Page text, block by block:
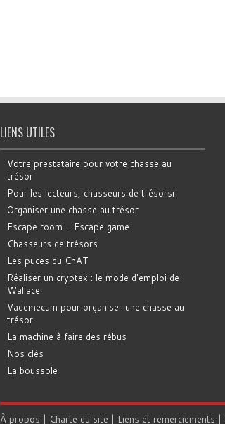
LIENS UTILES
Votre prestataire pour votre chasse au
trésor
Pour les lecteurs, chasseurs de trésorsr
Organiser une chasse au trésor
Escape room - Escape game
Chasseurs de trésors
Les puces du ChAT
Réaliser un cryptex : le mode d'emploi de
Wallace
Vademecum pour organiser une chasse au
trésor
La machine à faire des rébus
Nos clés
La boussole
À propos | Charte du site | Liens et remerciements |